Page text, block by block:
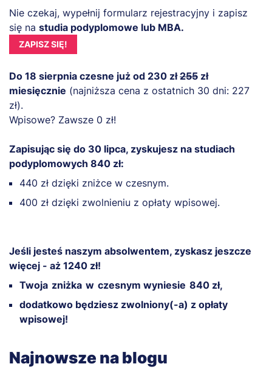
Nie czekaj, wypełnij formularz rejestracyjny i zapisz
się na studia podyplomowe lub MBA.
ZAPISZ SIĘ!
Do 18 sierpnia czesne już od 230 zł255 zł
miesięcznie (najniższa cena z ostatnich 30 dni: 227
zł).
Wpisowe? Zawsze 0 zł!
Zapisując się do 30 lipca, zyskujesz na studiach
podyplomowych 840 zł:
440 zł dzięki zniżce w czesnym.
400 zł dzięki zwolnieniu z opłaty wpisowej.
Jeśli jesteś naszym absolwentem, zyskasz jeszcze
więcej - aż 1240 zł!
Twoja zniżka w czesnym wyniesie 840 zł,
dodatkowo będziesz zwolniony(-a) z opłaty
wpisowej!
Najnowsze na blogu